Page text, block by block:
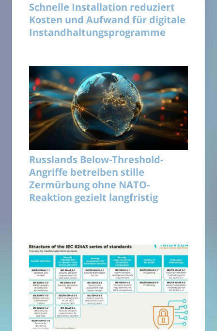
Schnelle Installation reduziert
Kosten und Aufwand für digitale
Instandhaltungsprogramme
Russlands Below-Threshold-
Angriffe betreiben stille
Zermürbung ohne NATO-
Reaktion gezielt langfristig